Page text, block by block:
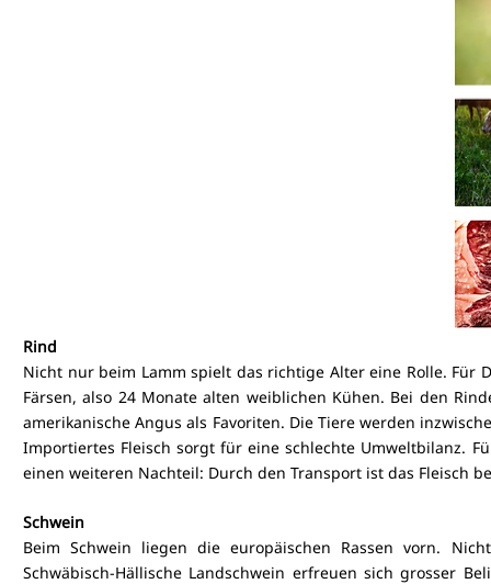
Rind
Nicht nur beim Lamm spielt das richtige Alter eine Rolle. Für
Färsen, also 24 Monate alten weiblichen Kühen. Bei den
amerikanische Angus als Favoriten. Die Tiere werden
Importiertes Fleisch sorgt für eine schlechte Umweltbilanz.
einen weiteren Nachteil: Durch den Transport ist das Fleisch
Schwein
Beim Schwein liegen die europäischen Rassen vorn.
Schwäbisch-Hällische Landschwein erfreuen sich grosser